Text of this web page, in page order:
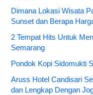
Dimana Lokasi Wisata
Sunset dan Berapa
2 Tempat Hits Untuk
Semarang
Pondok Kopi Sidomukti
Aruss Hotel Candisari
dan Lengkap Dengan